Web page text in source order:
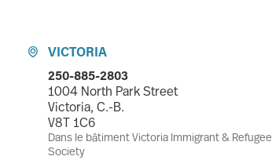

VICTORIA
250-885-2803
1004 North Park Street
Victoria, C.-B.
V8T 1C6
Dans le bâtiment Victoria Immigrant &
Society